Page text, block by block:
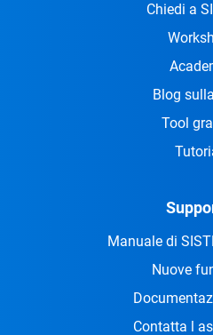
Chiedi a
Blog
Tool
Manuale di
Nuove
Contatta l